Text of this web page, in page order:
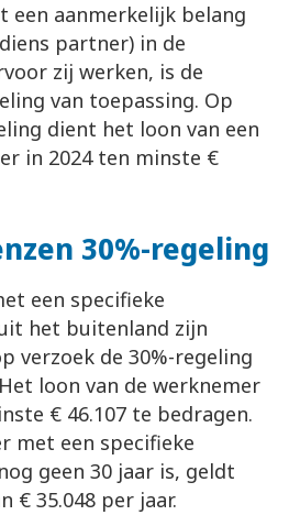
een aanmerkelijk belang
partner) in de
zij werken, is de
van toepassing. Op
dient het loon van een
in 2024 ten minste €
30%-regeling
een specifieke
het buitenland zijn
verzoek de 30%-regeling
loon van de werknemer
€ 46.107 te bedragen.
met een specifieke
geen 30 jaar is, geldt
€ 35.048 per jaar.